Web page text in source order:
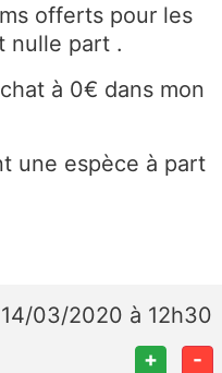
offerts pour les
nulle part .
à 0€ dans mon
une espèce à part
03/2020 à 12h30
+ -